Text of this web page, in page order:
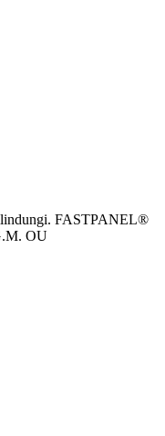
FASTPANEL®
OU